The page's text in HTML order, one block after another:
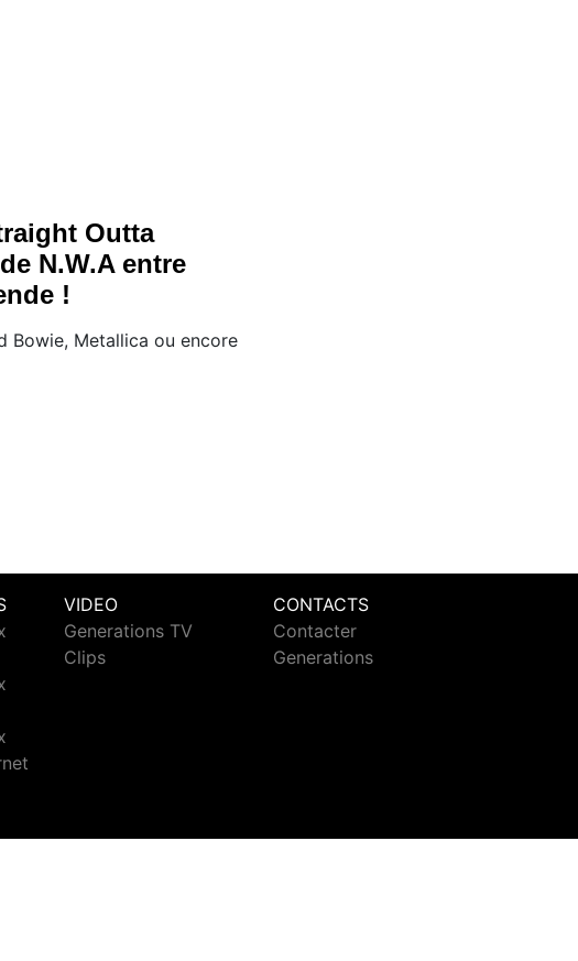
Outta
N.W.A entre
!
Bowie, Metallica ou encore
VIDEO
Generations TV
Clips
CONTACTS
Contacter
Generations